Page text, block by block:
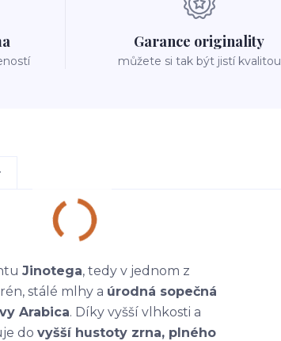
Garance originality
můžete si tak být jistí kvalitou
Jinotega, tedy v jednom z
stálé mlhy a úrodná sopečná
Arabica. Díky vyšší vlhkosti a
do vyšší hustoty zrna, plného